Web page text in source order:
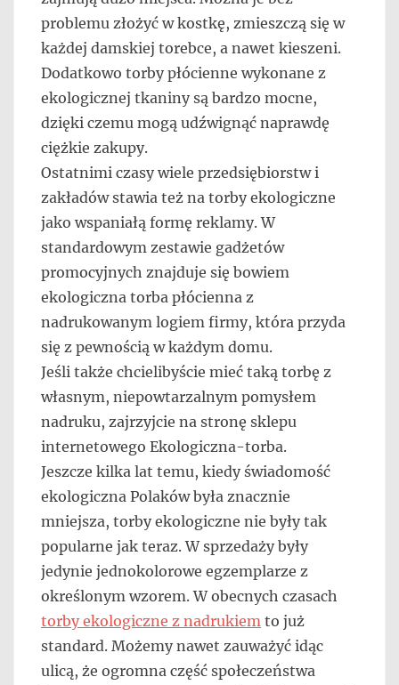
problemu złożyć w kostkę, zmieszczą się w
każdej damskiej torebce, a nawet kieszeni.
Dodatkowo torby płócienne wykonane z
ekologicznej tkaniny są bardzo mocne,
dzięki czemu mogą udźwignąć naprawdę
ciężkie zakupy.
Ostatnimi czasy wiele przedsiębiorstw i
zakładów stawia też na torby ekologiczne
jako wspaniałą formę reklamy. W
standardowym zestawie gadżetów
promocyjnych znajduje się bowiem
ekologiczna torba płócienna z
nadrukowanym logiem firmy, która przyda
się z pewnością w każdym domu.
Jeśli także chcielibyście mieć taką torbę z
własnym, niepowtarzalnym pomysłem
nadruku, zajrzyjcie na stronę sklepu
internetowego Ekologiczna-torba.
Jeszcze kilka lat temu, kiedy świadomość
ekologiczna Polaków była znacznie
mniejsza, torby ekologiczne nie były tak
popularne jak teraz. W sprzedaży były
jedynie jednokolorowe egzemplarze z
określonym wzorem. W obecnych czasach
torby ekologiczne z nadrukiem to już
standard. Możemy nawet zauważyć idąc
ulicą, że ogromna część społeczeństwa